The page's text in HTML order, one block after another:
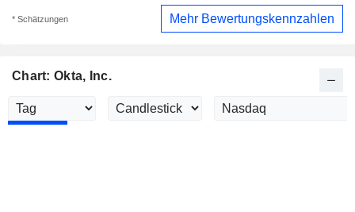
* Schätzungen Mehr Bewertungskennzahlen
Chart: Okta, Inc.